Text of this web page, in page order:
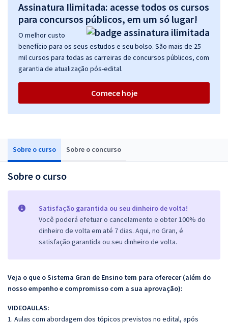
Sobre o curso Sobre o concurso
Sobre o curso
Satisfação garantida ou seu dinheiro de volta!
Você poderá efetuar o cancelamento e obter 100% do
dinheiro de volta em até 7 dias. Aqui, no Gran, é
satisfação garantida ou seu dinheiro de volta.
Veja o que o Sistema Gran de Ensino tem para oferecer (além do
nosso empenho e compromisso com a sua aprovação):
VIDEOAULAS:
1. Aulas com abordagem dos tópicos previstos no edital, após
Assinatura Ilimitada: acesse todos os cursos
para concursos públicos, em um só lugar!
O melhor custo
benefício para os seus estudos e seu bolso. São mais de 25
mil cursos para todas as carreiras de concursos públicos, com
garantia de atualização pós-edital.
Comece hoje